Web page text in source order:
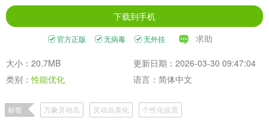
下载到手机
官方正版 无病毒 无外挂 求助
大小：20.7MB
更新日期：2026-03-30 09:47:04
类别：性能优化 语言：简体中文
标签 万象灵动岛 灵动岛美化 个性化设置